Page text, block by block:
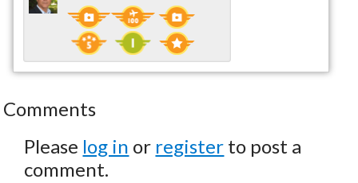
Comments
Please log in or register to post a
comment.